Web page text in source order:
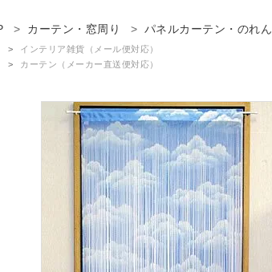
カーテン・窓周
り
ック）
マリメッコ
ン
カーテン・窓周り パネルカーテン・のれん
インテリア雑貨（メール便対応）
カーテン（メーカー直送便対応）